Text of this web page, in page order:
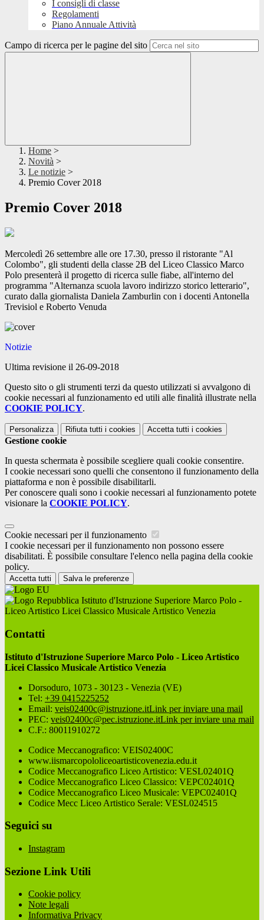
I consigli di classe
Regolamenti
Piano Annuale Attività
Campo di ricerca per le pagine del sito
Home >
Novità >
Le notizie >
Premio Cover 2018
Premio Cover 2018
Mercoledì 26 settembre alle ore 17.30, presso il ristorante "Al
Colombo", gli studenti della classe 2B del Liceo Classico Marco
Polo presenterà il progetto di ricerca sulle fiabe, all'interno del
programma "Alternanza scuola lavoro indirizzo storico letterario",
curato dalla giornalista Daniela Zamburlin con i docenti Antonella
Trevisiol e Roberto Venuda
Notizie
Ultima revisione il 26-09-2018
Questo sito o gli strumenti terzi da questo utilizzati si avvalgono di
cookie necessari al funzionamento ed utili alle finalità illustrate nella
COOKIE POLICY.
Personalizza Rifiuta tutti i cookies Accetta tutti i cookies
Gestione cookie
In questa schermata è possibile scegliere quali cookie consentire.
I cookie necessari sono quelli che consentono il funzionamento della
piattaforma e non è possibile disabilitarli.
Per conoscere quali sono i cookie necessari al funzionamento potete
visionare la COOKIE POLICY.
Cookie necessari per il funzionamento
I cookie necessari per il funzionamento non possono essere
disabilitati. È possibile consultare l'elenco nella pagina della cookie
policy.
Accetta tutti Salva le preferenze
Istituto d'Istruzione Superiore Marco Polo -
Liceo Artistico Licei Classico Musicale Artistico Venezia
Contatti
Istituto d'Istruzione Superiore Marco Polo - Liceo Artistico
Licei Classico Musicale Artistico Venezia
Dorsoduro, 1073 - 30123 - Venezia (VE)
Tel: +39 0415225252
Email: veis02400c@istruzione.itLink per inviare una mail
PEC: veis02400c@pec.istruzione.itLink per inviare una mail
C.F.: 80011910272
Codice Meccanografico: VEIS02400C
www.iismarcopololiceoartisticovenezia.edu.it
Codice Meccanografico Liceo Artistico: VESL02401Q
Codice Meccanografico Liceo Classico: VEPC02401Q
Codice Meccanografico Liceo Musicale: VEPC02401Q
Codice Mecc Liceo Artistico Serale: VESL024515
Seguici su
Instagram
Sezione Link Utili
Cookie policy
Note legali
Informativa Privacy